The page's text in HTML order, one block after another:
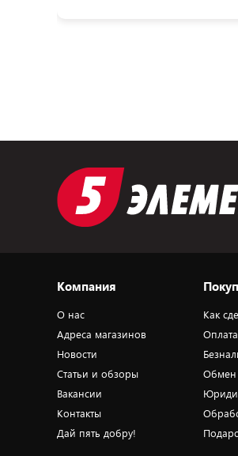
Компания
О нас
Адреса магазинов
Новости
Статьи и обзоры
Вакансии
Контакты
Дай пять добру!
Как
Обмен